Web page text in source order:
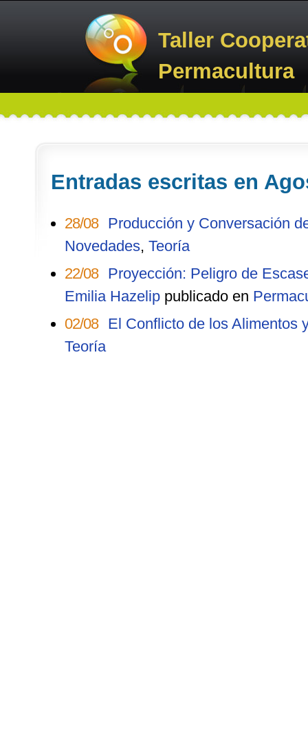
Taller
Permacultura
Entradas escritas en
28/08 Producción y Conversación
Novedades, Teoría
22/08 Proyección: Peligro de
Emilia Hazelip publicado en
02/08 El Conflicto de los Alimentos
Teoría